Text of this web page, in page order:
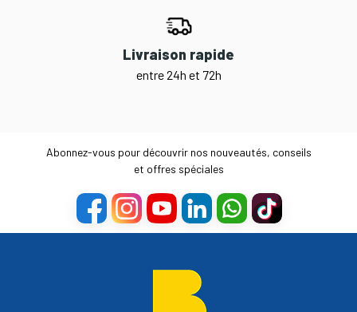
Livraison rapide
entre 24h et 72h
Abonnez-vous pour découvrir nos nouveautés, conseils
et offres spéciales